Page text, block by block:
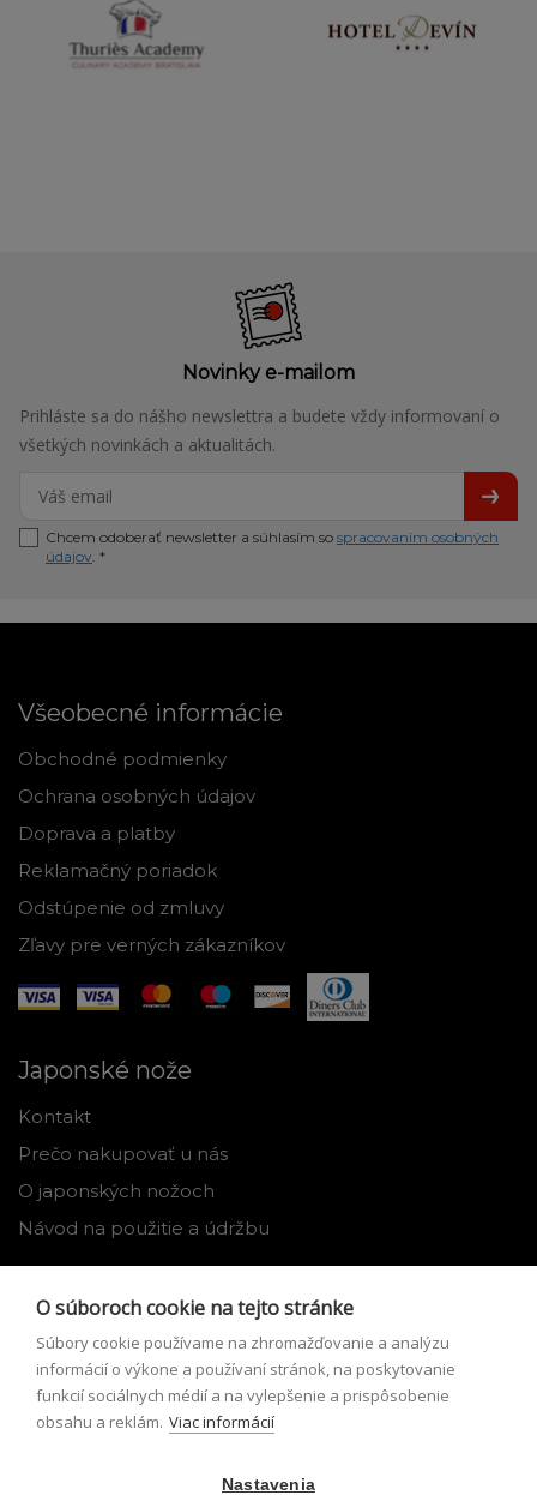
Novinky e-mailom
Prihláste sa do nášho newslettra a budete vždy informovaní o
všetkých novinkách a aktualitách.
Chcem odoberať newsletter a súhlasím so spracovaním osobných
údajov . *
Všeobecné informácie
Obchodné podmienky
Ochrana osobných údajov
Doprava a platby
Reklamačný poriadok
Odstúpenie od zmluvy
Zľavy pre verných zákazníkov
Japonské nože
Kontakt
Prečo nakupovať u nás
O japonských nožoch
Návod na použitie a údržbu
Môj profil
Zabudnuté heslo
O súboroch cookie na tejto stránke
Súbory cookie používame na zhromažďovanie a analýzu
informácií o výkone a používaní stránok, na poskytovanie
funkcií sociálnych médií a na vylepšenie a prispôsobenie
obsahu a reklám. Viac informácií
Nastavenia